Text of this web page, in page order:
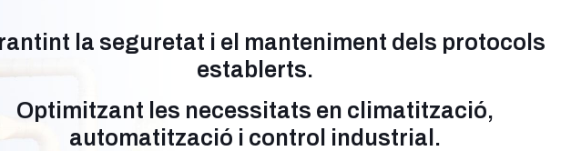
la seguretat i el manteniment dels protocols
establerts.
Optimitzant les necessitats en climatització,
automatització i control industrial.